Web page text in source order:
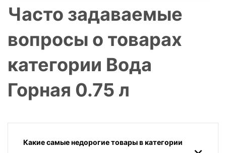
Часто задаваемые
вопросы о товарах
категории Вода
Горная 0.75 л
Какие самые недорогие товары в категории